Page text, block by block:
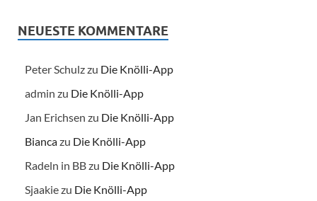
NEUESTE KOMMENTARE
Peter Schulzzu Die Knölli-App
admin zu Die Knölli-App
Jan Erichsen zu Die Knölli-App
Biancazu Die Knölli-App
Radeln in BBzu Die Knölli-App
Sjaakiezu Die Knölli-App